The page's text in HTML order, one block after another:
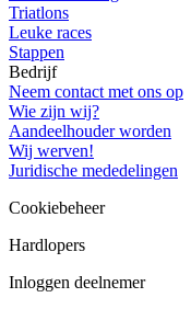
Triatlons
Leuke races
Stappen
Bedrijf
Neem contact met ons op
Wie zijn wij?
Aandeelhouder worden
Wij werven!
Juridische mededelingen
Cookiebeheer
Hardlopers
Inloggen deelnemer